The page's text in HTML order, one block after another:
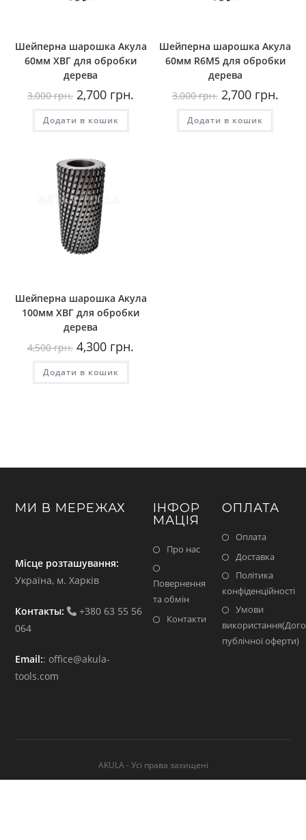
Шейперна шарошка Акула
60мм ХВГ для обробки
дерева
3,000грн. Оригінальна
ціна:
3,000
грн..
2,700 грн. Поточна
Додати в кошик
Шейперна шарошка Акула
60мм R6М5 для обробки
дерева
3,000грн. Оригінальна
ціна:
3,000
грн..
2,700грн.ціна:
Додати в кошик
Шейперна шарошка Акула
100мм ХВГ для обробки
дерева
4,500грн. Оригінальна
ціна:
4,500
грн..
4,300 грн.
Додати в кошик
МИ В МЕРЕЖАХ
Місце розташування:
Україна, м. Харків
Контакты:
+380 63 55 56
064
Email::office@akula-
tools.com
ІНФОР
МАЦІЯ
Про нас
Повернення
та обмін
Контакти
ОПЛАТА
Оплата
Доставка
Політика
конфіденційності
Умови
публічної оферти)
AKULA - Усі права захищені